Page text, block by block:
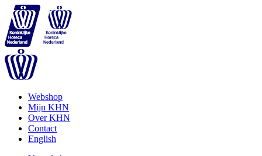
Webshop
Mijn KHN
Over KHN
Contact
English